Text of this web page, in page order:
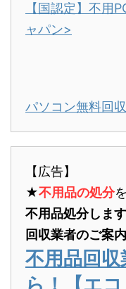
【国認定】不用
ャパン>
パソコン無料回
【広告】
★不用品の処分
不用品処分しま
回収業者のご案内
不用品回